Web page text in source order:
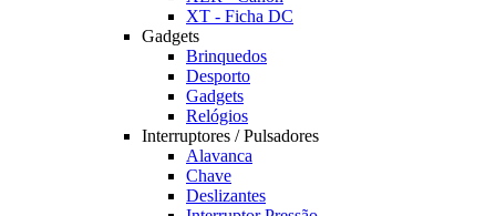
XT - Ficha DC
Gadgets
Brinquedos
Desporto
Gadgets
Relógios
Interruptores / Pulsadores
Alavanca
Chave
Deslizantes